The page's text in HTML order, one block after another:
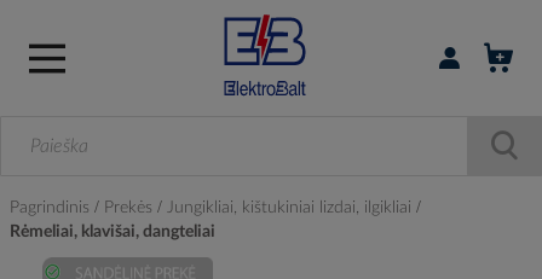
Prisijungti /
Pagrindinis Prekės
Jungikliai, kištukiniai lizdai, ilgikliai
Rėmeliai, klavišai, dangteliai